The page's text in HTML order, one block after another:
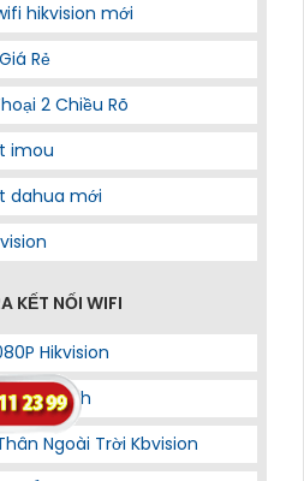
hikvision mới
Rẻ
2 Chiều Rõ
imou
dahua mới
KẾT NỐI WIFI
Hikvision
Gia Đình
Ngoài Trời Kbvision